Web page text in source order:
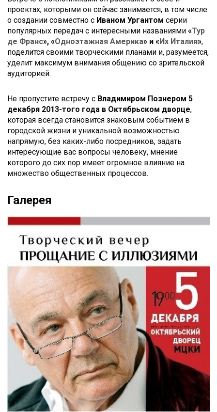
проектах, которыми он сейчас занимается, в том числе
о создании совместно с Иваном Ургантом серии
популярных передач с интересными названиями «Тур
де Франс», «Одноэтажная Америка» и « Их Италия»,
поделится своими творческими планами и, разумеется,
уделит максимум внимания общению со зрительской
аудиторией.
Не пропустите встречу с Владимиром Познером 5
декабря 2013-того года в Октябрьском дворце,
которая всегда становится знаковым событием в
городской жизни и уникальной возможностью
напрямую, без каких-либо посредников, задать
интересующие вас вопросы человеку, мнение
которого до сих пор имеет огромное влияние на
множество общественных процессов.
Галерея